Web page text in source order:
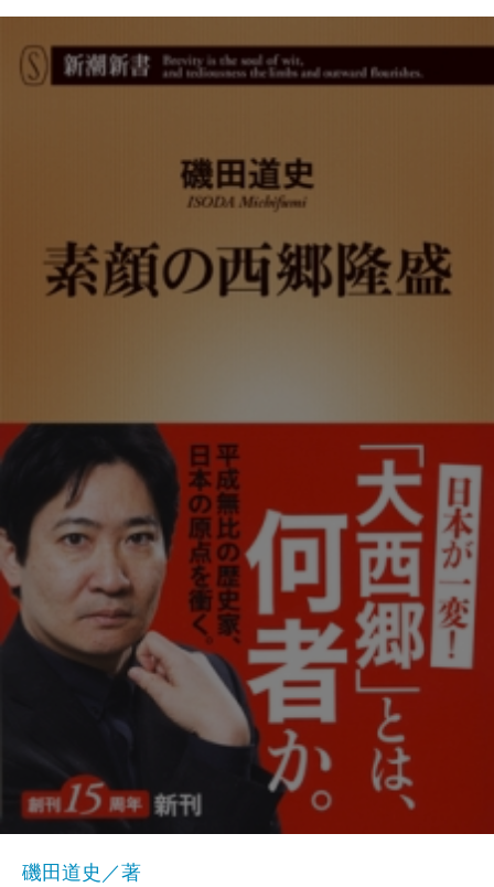
磯田道史／著